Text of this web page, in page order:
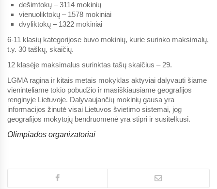
dešimtokų – 3114 mokinių
vienuoliktokų – 1578 mokiniai
dvyliktokų – 1322 mokiniai
6-11 klasių kategorijose buvo mokinių, kurie surinko maksimalų,
t.y. 30 taškų, skaičių.
12 klasėje maksimalus surinktas tašų skaičius – 29.
LGMA ragina ir kitais metais mokyklas aktyviai dalyvauti šiame
vieninteliame tokio pobūdžio ir masiškiausiame geografijos
renginyje Lietuvoje. Dalyvaujančių mokinių gausa yra
informacijos žinutė visai Lietuvos švietimo sistemai, jog
geografijos mokytojų bendruomenė yra stipri ir susitelkusi.
Olimpiados organizatoriai